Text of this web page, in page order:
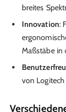
breites
Innovation:
Maßstäbe in
von